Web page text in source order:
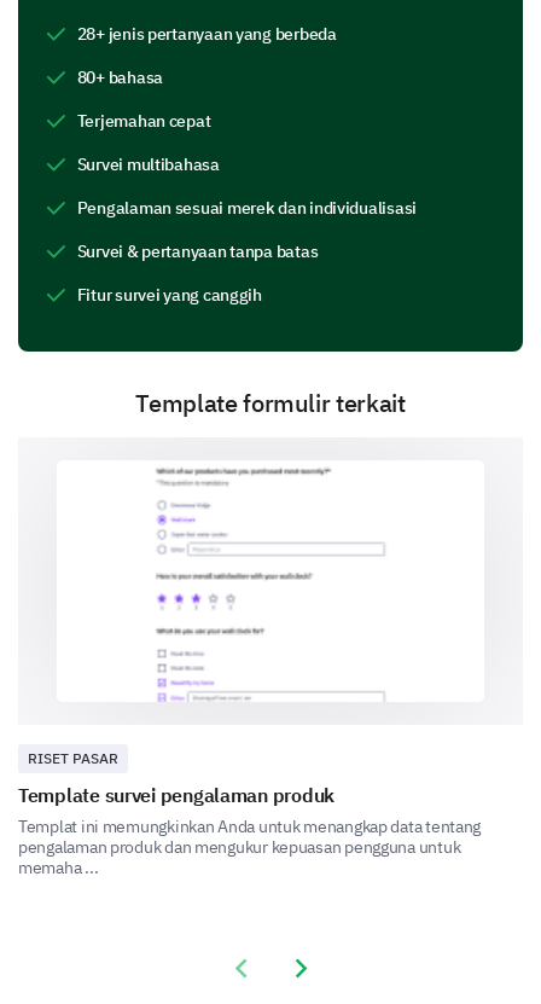
Please rate your satisfaction with the following
aspects of our service:
Technical Support
Cost
Availability
Ease of Use
What challenges have you encountered while
using our services?
Poor Customer Service
High Cost
Technical Issues
28+ jenis pertanyaan yang berbeda
80+ bahasa
Terjemahan cepat
Survei multibahasa
Pengalaman sesuai merek dan individualisasi
Survei & pertanyaan tanpa batas
Fitur survei yang canggih
Template formulir terkait
RISET PASAR
Template survei pengalaman produk
Templat ini memungkinkan Anda untuk menangkap data tentang
pengalaman produk dan mengukur kepuasan pengguna untuk
memaha ...
Previous slide
Next slide